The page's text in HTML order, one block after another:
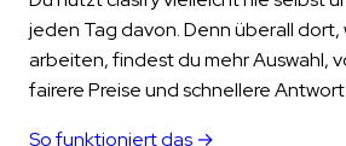
jeden Tag davon. Denn überall
arbeiten, findest du mehr Auswahl,
fairere Preise und schnellere
So funktioniert das →